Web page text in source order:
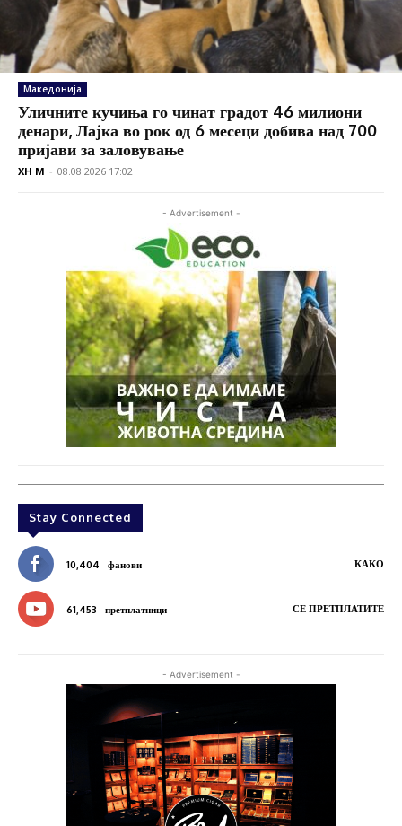
Македонија
Уличните кучиња го чинат градот 46 милиони
денари, Лајка во рок од 6 месеци добива над 700
пријави за заловување
XH M - 08.08.2026 17:02
- Advertisement -
Stay Connected
10,404 фанови КАКО
61,453 претплатници СЕ ПРЕТПЛАТИТЕ
- Advertisement -